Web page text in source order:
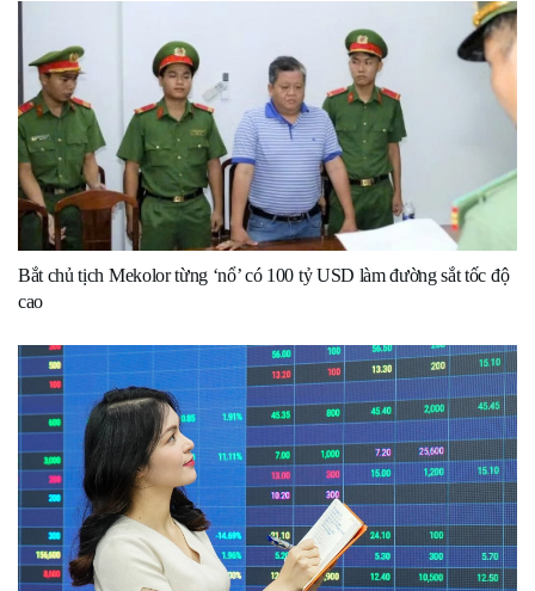
Bắt chủ tịch Mekolor từng ‘nổ’ có 100 tỷ USD làm đường sắt tốc độ
cao